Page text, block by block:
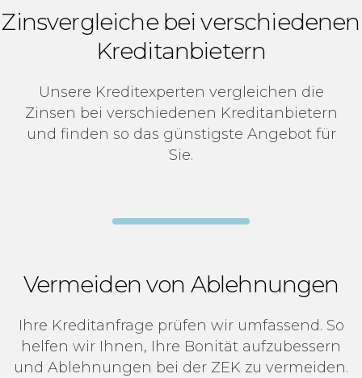
Zinsvergleiche bei verschiedenen
Kreditanbietern
Unsere Kreditexperten vergleichen die
Zinsen bei verschiedenen Kreditanbietern
und finden so das günstigste Angebot für
Sie.
Vermeiden von Ablehnungen
Ihre Kreditanfrage prüfen wir umfassend. So
helfen wir Ihnen, Ihre Bonität aufzubessern
und Ablehnungen bei der ZEK zu vermeiden.